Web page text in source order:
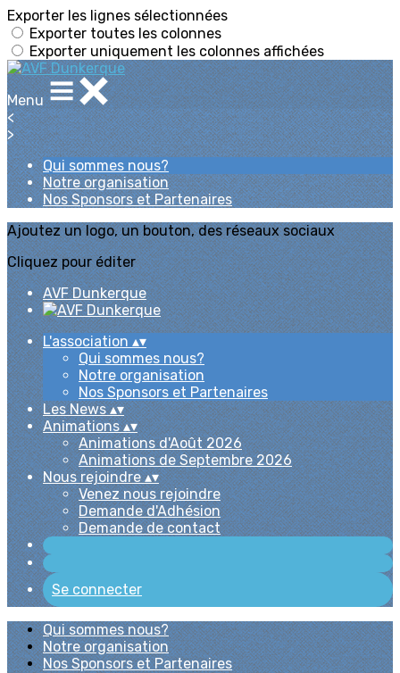
Exporter les lignes sélectionnées
Exporter toutes les colonnes
Exporter uniquement les colonnes affichées
Menu
<
>
Qui sommes nous?
Notre organisation
Nos Sponsors et Partenaires
Ajoutez un logo, un bouton, des réseaux sociaux
Cliquez pour éditer
AVF Dunkerque
L'association ▴▾
Qui sommes nous?
Notre organisation
Nos Sponsors et Partenaires
Les News▴▾
Animations▴▾
Animations d'Août 2026
Animations de Septembre 2026
Nous rejoindre▴▾
Venez nous rejoindre
Demande d'Adhésion
Demande de contact
Se connecter
Qui sommes nous?
Notre organisation
Nos Sponsors et Partenaires